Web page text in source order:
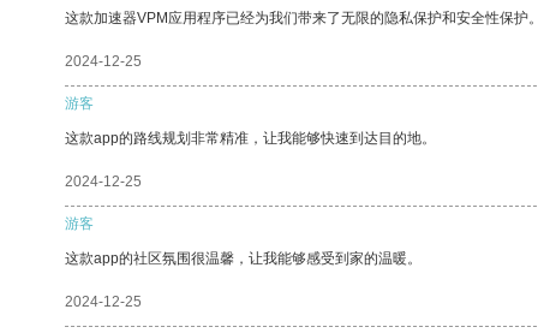
这款加速器VPM应用程序已经为我们带来了无限的隐私保护和安全性保护
2024-12-25
游客
这款app的路线规划非常精准，让我能够快速到达目的地。
2024-12-25
游客
这款app的社区氛围很温馨，让我能够感受到家的温暖。
2024-12-25